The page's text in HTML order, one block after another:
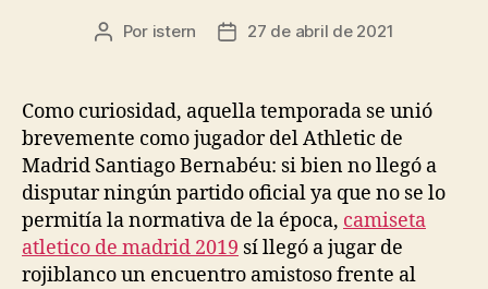
Autor
entrada
Por istern
Fecha
entrada
27 de abril de 2021
Como curiosidad, aquella temporada se unió
brevemente como jugador del Athletic de
Madrid Santiago Bernabéu: si bien no llegó a
disputar ningún partido oficial ya que no se lo
permitía la normativa de la época, camiseta
atletico de madrid 2019 sí llegó a jugar de
rojiblanco un encuentro amistoso frente al